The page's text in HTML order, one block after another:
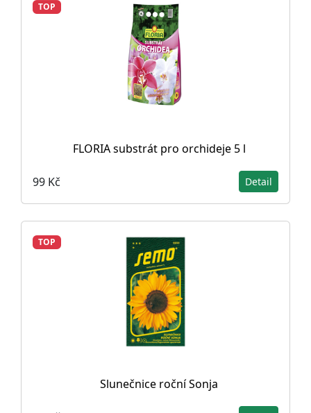
TOP
FLORIA substrát pro orchideje 5 l
99 Kč Detail
TOP
Slunečnice roční Sonja